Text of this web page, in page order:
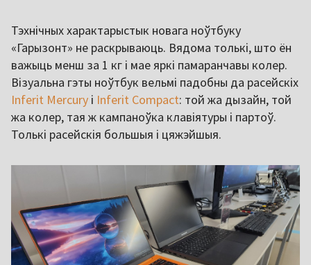
Тэхнічных характарыстык новага ноўтбуку
«Гарызонт» не раскрываюць. Вядома толькі, што ён
важыць менш за 1 кг і мае яркі памаранчавы колер.
Візуальна гэты ноўтбук вельмі падобны да расейскіх
Inferit Mercury і Inferit Compact: той жа дызайн, той
жа колер, тая ж кампаноўка клавіятуры і партоў.
Толькі расейскія большыя і цяжэйшыя.